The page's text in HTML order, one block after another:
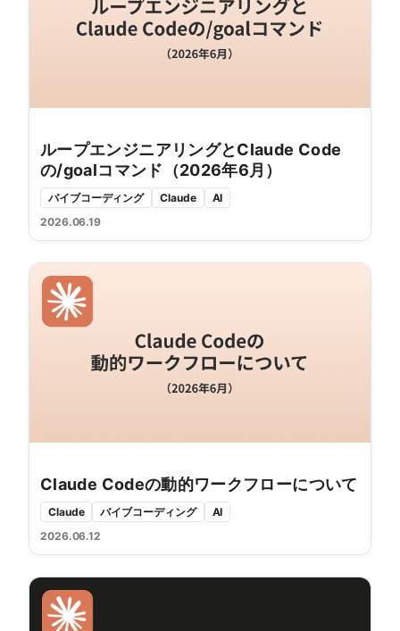
ループエンジニアリングとClaude Code
の/goalコマンド（2026年6月）
バイブコーディング Claude
AI
2026.06.19
Claude Codeの動的ワークフローについて
Claude バイブコーディング
AI
2026.06.12